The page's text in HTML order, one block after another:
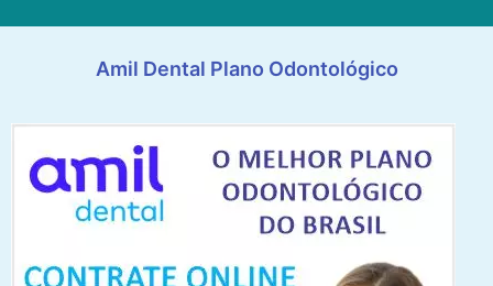
Amil Dental Plano Odontológico